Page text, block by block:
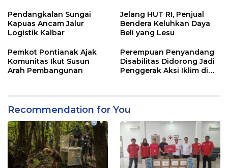
Pendangkalan Sungai
Kapuas Ancam Jalur
Logistik Kalbar
Jelang HUT RI, Penjual
Bendera Keluhkan Daya
Beli yang Lesu
Pemkot Pontianak Ajak
Komunitas Ikut Susun
Arah Pembangunan
Perempuan Penyandang
Disabilitas Didorong Jadi
Penggerak Aksi Iklim di
Recommendation for You